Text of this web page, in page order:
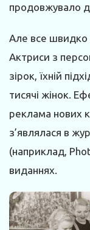
продовжувало
Але все швидко
Актриси з
зірок, їхній
тисячі жінок.
реклама нових
з’являлася в
(наприклад,
виданнях.